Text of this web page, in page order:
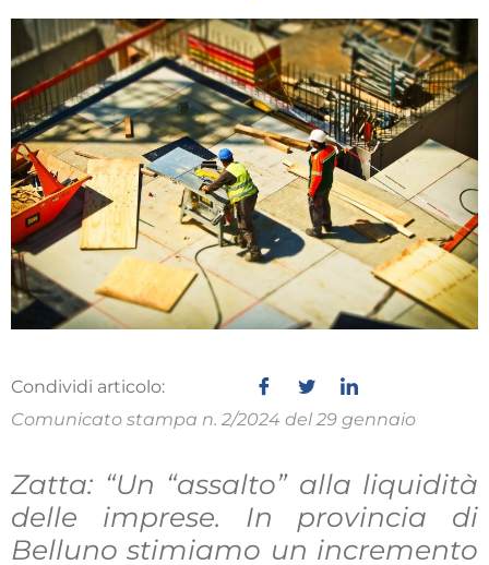
Condividi articolo:
Comunicato stampa n. 2/2024 del 29 gennaio
Zatta: “Un “assalto” alla liquidità
delle imprese. In provincia di
Belluno stimiamo un incremento